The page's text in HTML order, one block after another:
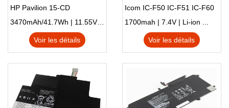
HP Pavilion 15-CD
3470mAh/41.7Wh | 11.55V | Li-ion ...
Voir les détails
Icom IC-F50 IC-F51 IC-F60
IC-F61 IC-M87
1700mah | 7.4V | Li-ion ...
Voir les détails